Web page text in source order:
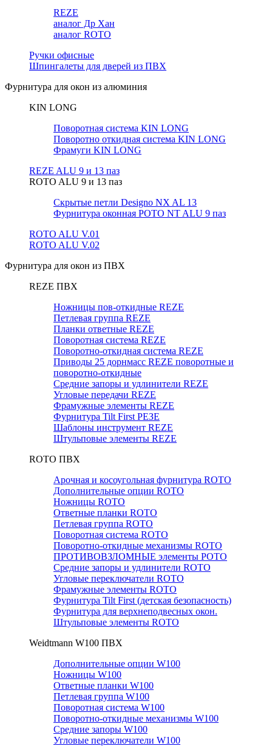
REZE
аналог Др Хан
аналог ROTO
Ручки офисные
Шпингалеты для дверей из ПВХ
Фурнитура для окон из алюминия
KIN LONG
Поворотная система KIN LONG
Поворотно откидная система KIN LONG
Фрамуги KIN LONG
REZE ALU 9 и 13 паз
ROTO ALU 9 и 13 паз
Скрытые петли Designo NX AL 13
Фурнитура оконная РОТО NT ALU 9 паз
ROTO ALU V.01
ROTO ALU V.02
Фурнитура для окон из ПВХ
REZE ПВХ
Ножницы пов-откидные REZE
Петлевая группа REZE
Планки ответные REZE
Поворотная система REZE
Поворотно-откидная система REZE
Приводы 25 дорнмасс REZE поворотные и
поворотно-откидные
Средние запоры и удлинители REZE
Угловые передачи REZE
Фрамужные элементы REZE
Фурнитура Tilt First РЕЗЕ
Шаблоны инструмент REZE
Штульповые элементы REZE
RОTO ПВХ
Арочная и косоугольная фурнитура ROTO
Дополнительные опции ROTO
Ножницы ROTO
Ответные планки ROTO
Петлевая группа ROTO
Поворотная система ROTO
Поворотно-откидные механизмы ROTO
ПРОТИВОВЗЛОМНЫЕ элементы РОТО
Средние запоры и удлинители ROTO
Угловые переключатели ROTO
Фрамужные элементы ROTO
Фурнитура Tilt First (детская безопасность)
Фурнитура для верхнеподвесных окон.
Штульповые элементы ROTO
Weidtmann W100 ПВХ
Дополнительные опции W100
Ножницы W100
Ответные планки W100
Петлевая группа W100
Поворотная система W100
Поворотно-откидные механизмы W100
Средние запоры W100
Угловые переключатели W100